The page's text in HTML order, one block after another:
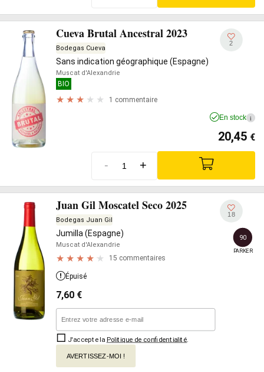
Cueva Brutal Ancestral 2023
Bodegas Cueva
Sans indication géographique (Espagne)
Muscat d'Alexandrie
BIO
1 commentaire
2
En stock i
20,45 €
- +
Juan Gil Moscatel Seco 2025
Bodegas Juan Gil
Jumilla (Espagne)
Muscat d'Alexandrie
15 commentaires
18
90
PARKER
Épuisé
7,60 €
J'accepte la Politique de confidentialité
AVERTISSEZ-MOI !